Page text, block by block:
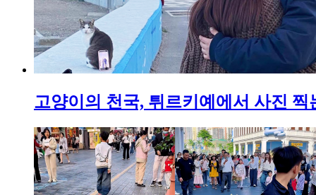
고양이의 천국, 튀르키예에서 사진 찍